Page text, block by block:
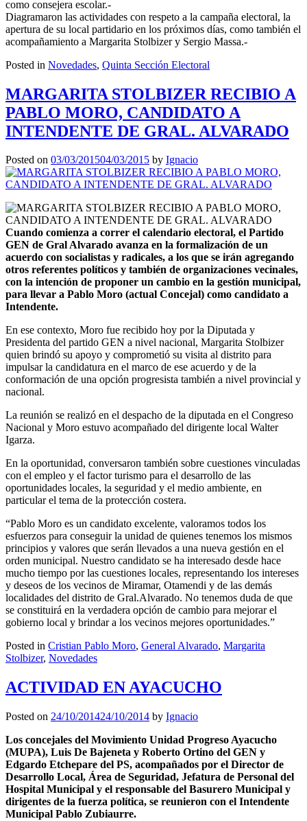
como consejera escolar.-
Diagramaron las actividades con respeto a la campaña electoral, la
apertura de su local partidario en los próximos días, como también el
acompañamiento a Margarita Stolbizer y Sergio Massa.-
Posted in Novedades, Quinta Sección Electoral
MARGARITA STOLBIZER RECIBIO A
PABLO MORO, CANDIDATO A
INTENDENTE DE GRAL. ALVARADO
Posted on 03/03/201504/03/2015 by Ignacio
Cuando comienza a correr el calendario electoral, el Partido
GEN de Gral Alvarado avanza en la formalización de un
acuerdo con socialistas y radicales, a los que se irán agregando
otros referentes políticos y también de organizaciones vecinales,
con la intención de proponer un cambio en la gestión municipal,
para llevar a Pablo Moro (actual Concejal) como candidato a
Intendente.
En ese contexto, Moro fue recibido hoy por la Diputada y
Presidenta del partido GEN a nivel nacional, Margarita Stolbizer
quien brindó su apoyo y comprometió su visita al distrito para
impulsar la candidatura en el marco de ese acuerdo y de la
conformación de una opción progresista también a nivel provincial y
nacional.
La reunión se realizó en el despacho de la diputada en el Congreso
Nacional y Moro estuvo acompañado del dirigente local Walter
Igarza.
En la oportunidad, conversaron también sobre cuestiones vinculadas
con el empleo y el factor turismo para el desarrollo de las
oportunidades locales, la seguridad y el medio ambiente, en
particular el tema de la protección costera.
“Pablo Moro es un candidato excelente, valoramos todos los
esfuerzos para conseguir la unidad de quienes tenemos los mismos
principios y valores que serán llevados a una nueva gestión en el
orden municipal. Nuestro candidato se ha interesado desde hace
mucho tiempo por las cuestiones locales, representando los intereses
y deseos de los vecinos de Miramar, Otamendi y de las demás
localidades del distrito de Gral.Alvarado. No tenemos duda de que
se constituirá en la verdadera opción de cambio para mejorar el
gobierno local y brindar a los vecinos mejores oportunidades.”
Posted in Cristian Pablo Moro, General Alvarado, Margarita
Stolbizer, Novedades
ACTIVIDAD EN AYACUCHO
Posted on 24/10/201424/10/2014 by Ignacio
Los concejales del Movimiento Unidad Progreso Ayacucho
(MUPA), Luis De Bajeneta y Roberto Ortino del GEN y
Edgardo Etchepare del PS, acompañados por el Director de
Desarrollo Local, Área de Seguridad, Jefatura de Personal del
Hospital Municipal y el responsable del Basurero Municipal y
dirigentes de la fuerza política, se reunieron con el Intendente
Municipal Pablo Zubiaurre.